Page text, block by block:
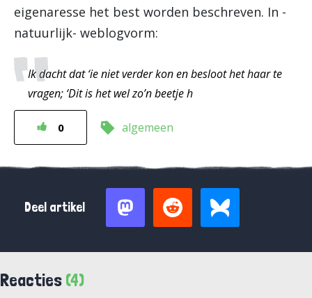
eigenaresse het best worden beschreven. In -
natuurlijk- weblogvorm:
Ik dacht dat ‘ie niet verder kon en besloot het haar te
vragen; ‘Dit is het wel zo’n beetje h
0 algemeen
Deel artikel
Reacties (4)